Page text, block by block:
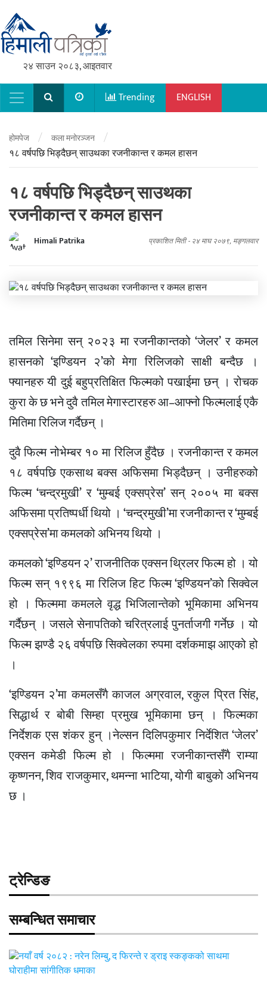
२४ साउन २०८३, आइतवार
Main NavigationTrending ENGLISH
होमपेज / कला मनोरञ्जन /
१८ वर्षपछि भिड्दैछन् साउथका रजनीकान्त र कमल हासन
१८ वर्षपछि भिड्दैछन् साउथका
रजनीकान्त र कमल हासन
Himali Patrika प्रकाशित मिती - २४ माघ २०७९, मङ्गलवार
तमिल सिनेमा सन् २०२३ मा रजनीकान्तको ‘जेलर’ र कमल
हासनको ‘इण्डियन २’को मेगा रिलिजको साक्षी बन्दैछ ।
फ्यानहरु यी दुई बहुप्रतिक्षित फिल्मको पखाईमा छन् । रोचक
कुरा के छ भने दुवै तमिल मेगास्टारहरु आ–आफ्नो फिल्मलाई एकै
मितिमा रिलिज गर्दैछन् ।
दुवै फिल्म नोभेम्बर १० मा रिलिज हुँदैछ । रजनीकान्त र कमल
१८ वर्षपछि एकसाथ बक्स अफिसमा भिड्दैछन् । उनीहरुको
फिल्म ‘चन्द्रमुखी’ र ‘मुम्बई एक्सप्रेस’ सन् २००५ मा बक्स
अफिसमा प्रतिष्पर्धी थियो । ‘चन्द्रमुखी’मा रजनीकान्त र ‘मुम्बई
एक्सप्रेस’मा कमलको अभिनय थियो ।
कमलको ‘इण्डियन २’ राजनीतिक एक्सन थ्रिलर फिल्म हो । यो
फिल्म सन् १९९६ मा रिलिज हिट फिल्म ‘इण्डियन’को सिक्वेल
हो । फिल्ममा कमलले वृद्ध भिजिलान्तेको भूमिकामा अभिनय
गर्दैछन् । जसले सेनापतिको चरित्रलाई पुनर्ताजगी गर्नेछ । यो
फिल्म झण्डै २६ वर्षपछि सिक्वेलका रुपमा दर्शकमाझ आएको हो
।
‘इण्डियन २’मा कमलसँगै काजल अग्रवाल, रकुल प्रित सिंह,
सिद्धार्थ र बोबी सिम्हा प्रमुख भूमिकामा छन् । फिल्मका
निर्देशक एस शंकर हुन् ।नेल्सन दिलिपकुमार निर्देशित ‘जेलर’
एक्सन कमेडी फिल्म हो । फिल्ममा रजनीकान्तसँगै राम्या
कृष्णनन, शिव राजकुमार, थमन्ना भाटिया, योगी बाबुको अभिनय
छ ।
ट्रेन्डिङ
सम्बन्धित समाचार